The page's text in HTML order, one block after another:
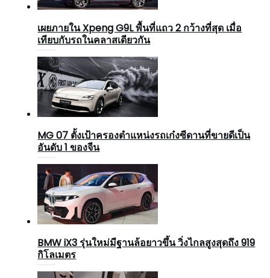
เผยภายใน Xpeng G9L พื้นที่แถว 2 กว้างที่สุด เมื่อ
เทียบกับรถในคลาสเดียวกัน
MG 07 ตั้งเป้าครองตำแหน่งรถเก๋งซีดานที่ขายดีเป็น
อันดับ 1 ของจีน
BMW iX3 รุ่นใหม่มีฐานล้อยาวขึ้น วิ่งไกลสูงสุดถึง 919
กิโลเมตร